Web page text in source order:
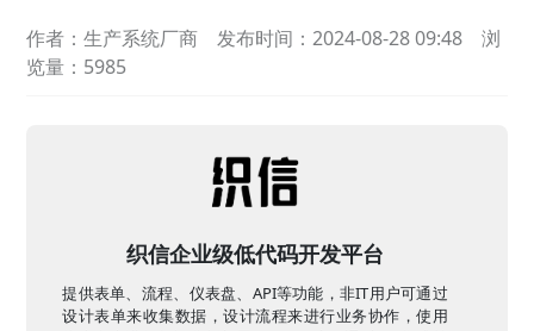
作者：生产系统厂商 发布时间：2024-08-28 09:48
浏
览量：5985
织信企业级低代码开发平台
提供表单、流程、仪表盘、API等功能，非IT用户可通过
设计表单来收集数据，设计流程来进行业务协作，使用